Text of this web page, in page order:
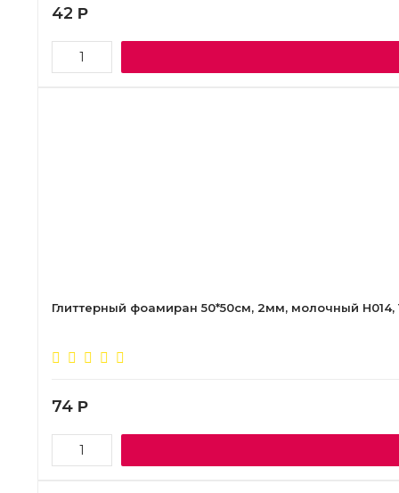
42 Р
Глиттерный фоамиран 50*50см, 2мм, молочный H014,
74 Р